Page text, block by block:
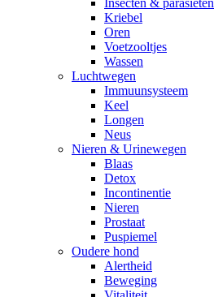
Insecten & parasieten
Kriebel
Oren
Voetzooltjes
Wassen
Luchtwegen
Immuunsysteem
Keel
Longen
Neus
Nieren & Urinewegen
Blaas
Detox
Incontinentie
Nieren
Prostaat
Puspiemel
Oudere hond
Alertheid
Beweging